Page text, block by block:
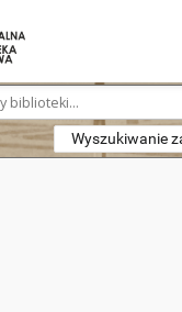
Wyszukiwanie